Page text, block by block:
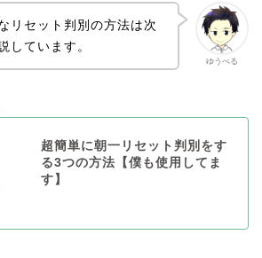
ゆうべる
リセット判別の方法は次
しています。
超簡単に朝一リセット判別をす
る3つの方法【僕も使用してま
す】